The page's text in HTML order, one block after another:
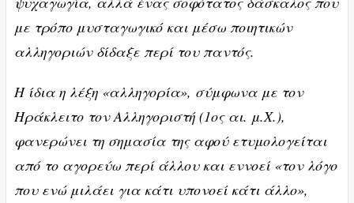
με τρόπο μυσταγωγικό και μέσω ποιητικών
αλληγοριών δίδαξε περί του παντός.
Η ίδια η λέξη «αλληγορία», σύμφωνα με τον
Ηράκλειτο τον Αλληγοριστή (1ος αι. μ.Χ.),
φανερώνει τη σημασία της αφού ετυμολογείται
από το αγορεύω περί άλλου και εννοεί «τον λόγο
που ενώ μιλάει για κάτι υπονοεί κάτι άλλο»,